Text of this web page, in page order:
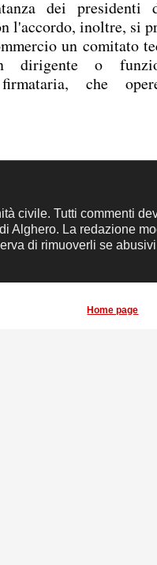
dei presidenti
l'accordo, inoltre, si
un comitato
dirigente o
firmataria, che
civile. Tutti commenti
Alghero. La redazione
di rimuoverli se
Home page